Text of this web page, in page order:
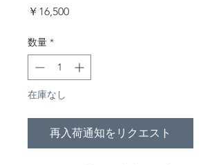
￥16,500価
数量 *
在庫なし
再入荷通知をリクエスト